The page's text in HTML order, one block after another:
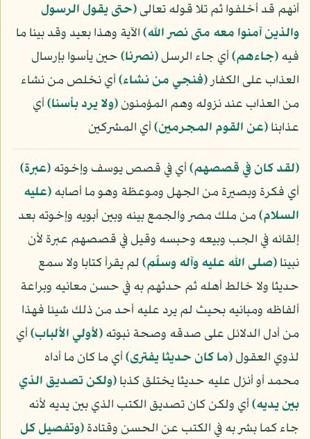
أنهم قد أخلفوا ثم تلا قوله تعالى﴿حتى يقول الرسول
والذين آمنوا معه متى نصر الله﴾الآية وهذا بعيد وقد بينا ما
فيه﴿جاءهم﴾أي جاء الرسل﴿نصرنا﴾حين يأسوا بإرسال
العذاب على الكفار﴿فنجي من نشاء﴾أي نخلص من نشاء
من العذاب عند نزوله وهم المؤمنون﴿ولا يرد بأسنا﴾أي
عذابنا﴿عن القوم المجرمين﴾أي المشركين
﴿لقد كان في قصصهم﴾أي في قصص يوسف وإخوته﴿عبرة﴾
أي فكرة وبصيرة من الجهل وموعظة وهو ما أصابه(عليه
السلام)من ملك مصر والجمع بينه وبين أبويه وإخوته بعد
إلقائه في الجب وبيعه وحبسه وقيل في قصصهم عبرة لأن
نبينا(صلى الله عليه وآله وسلّم)لم يقرأ كتابا ولا سمع
حديثا ولا خالط أهله ثم حدثهم به في حسن معانيه وبراعة
ألفاظه ومبانيه بحيث لم يرد عليه أحد من ذلك شيئا فهذا
من أدل الدلائل على صدقه وصحة نبوته﴿لأولي الألباب﴾أي
لذوي العقول﴿ما كان حديثا يفترى﴾أي ما كان ما أداه
محمد أو أنزل عليه حديثا يختلق كذبا﴿ولكن تصديق الذي
بين يديه﴾أي ولكن كان تصديق الكتب الذي بين يديه لأنه
جاء كما بشر به في الكتب عن الحسن وقتادة﴿وتفصيل كل